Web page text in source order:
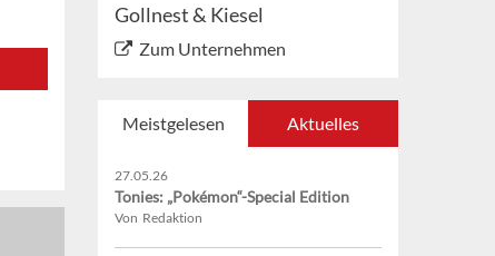
Gollnest & Kiesel
Zum Unternehmen
Meistgelesen Aktuelles
27.05.26
Tonies: „Pokémon“-Special Edition
Von Redaktion